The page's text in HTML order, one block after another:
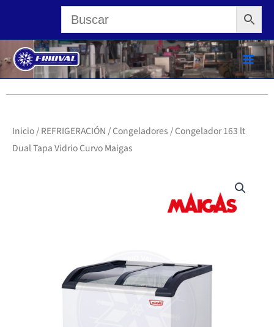
contenido
Inicio/REFRIGERACIÓN/Congeladores/ Congelador 163 lt
Dual Tapa Vidrio Curvo Maigas